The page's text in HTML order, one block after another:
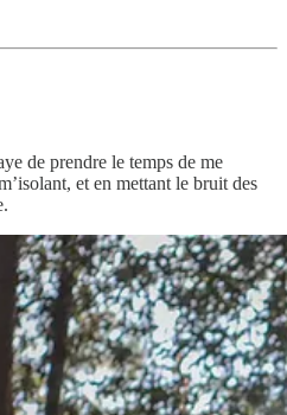
de prendre le temps de me
et en mettant le bruit des